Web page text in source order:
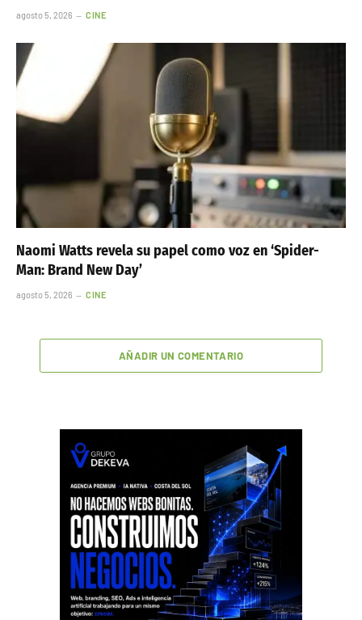
agosto 5, 2026 CINE
Naomi Watts revela su papel como voz en ‘Spider-
Man: Brand New Day’
agosto 5, 2026 CINE
AÑADIR UN COMENTARIO